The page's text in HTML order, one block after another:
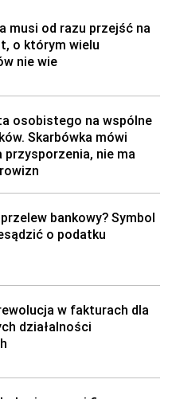
musi od razu przejść na
o którym wielu
nie wie
osobistego na wspólne
Skarbówka mówi
przysporzenia, nie ma
bankowy? Symbol
o podatku
w fakturach dla
działalności